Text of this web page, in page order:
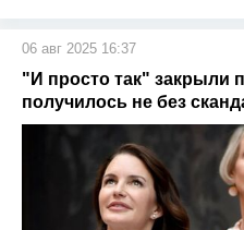
06 авг 2025 16:37
"И просто так" закрыли
получилось не без